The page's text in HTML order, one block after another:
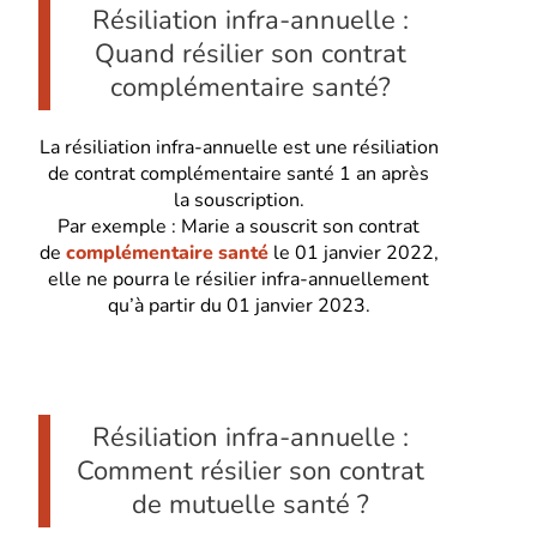
Résiliation infra-annuelle :
Quand résilier son contrat
complémentaire santé?
La résiliation infra-annuelle est une résiliation
de contrat complémentaire santé 1 an après
la souscription.
Par exemple : Marie a souscrit son contrat
de complémentaire santéle 01 janvier 2022,
elle ne pourra le résilier infra-annuellement
qu’à partir du 01 janvier 2023.
Résiliation infra-annuelle :
Comment résilier son contrat
de mutuelle santé ?